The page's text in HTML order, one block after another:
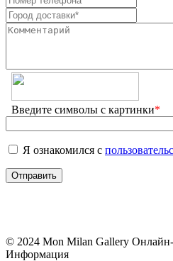
Введите символы с картинки*
Я ознакомился с
© 2024 Mon Milan Gallery Онлайн-
Информация